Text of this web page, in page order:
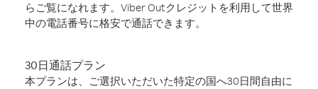
らご覧になれます。Viber Outクレジットを利用して世界
中の電話番号に格安で通話できます。
30日通話プラン
本プランは、ご選択いただいた特定の国へ30日間自由に